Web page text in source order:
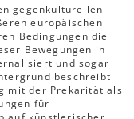
gegenkulturellen
europäischen
Bedingungen die
Bewegungen in
und sogar
beschreibt
mit der Prekarität als
für